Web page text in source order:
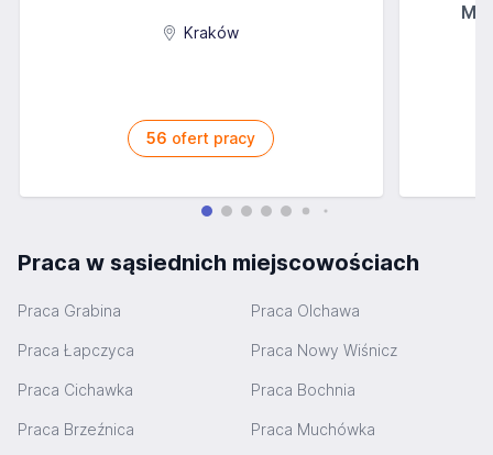
Kraków
56 ofert pracy
Praca w sąsiednich miejscowościach
Praca Grabina Praca Olchawa
Praca Łapczyca Praca Nowy Wiśnicz
Praca Cichawka Praca Bochnia
Praca Brzeźnica Praca Muchówka